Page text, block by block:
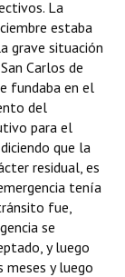
La
estaba
grave situación
Carlos de
fundaba en el
del
para el
que la
residual, es
tenía
fue,
se
y luego
meses y luego